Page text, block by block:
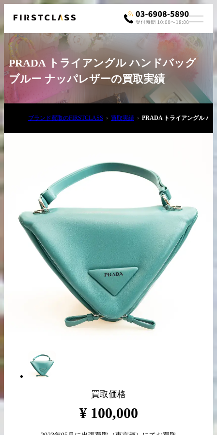
出張買取の
お申込み
宅配買取の
お申込み
PRADA トライアングル ハンドバッグ
ブルー ナッパレザーの買取実績
ブランド買取のFIRSTCLASS 買取実績 PRADA トライアングル ハ
買取価格
¥ 100,000